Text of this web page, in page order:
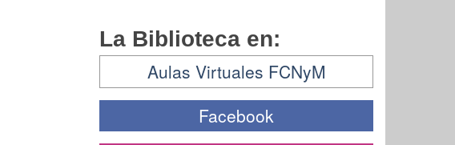
La Biblioteca en:
Aulas Virtuales FCNyM
Facebook